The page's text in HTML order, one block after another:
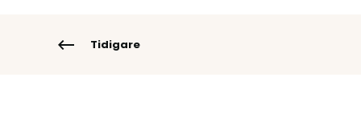
Tidigare